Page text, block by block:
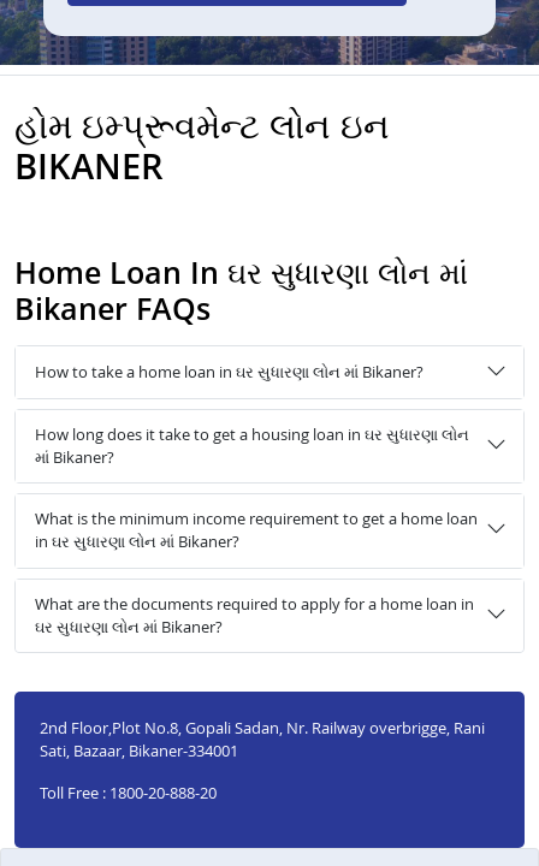
હોમ ઇમ્પ્રૂવમેન્ટ લોન ઇન
BIKANER
Home Loan In ઘર સુધારણા લોન માં
Bikaner FAQs
How to take a home loan in ઘર સુધારણા લોન માં Bikaner?
How long does it take to get a housing loan in ઘર સુધારણા લોન
માં Bikaner?
What is the minimum income requirement to get a home loan
in ઘર સુધારણા લોન માં Bikaner?
What are the documents required to apply for a home loan in
ઘર સુધારણા લોન માં Bikaner?
2nd Floor,Plot No.8, Gopali Sadan, Nr. Railway overbrigge, Rani
Sati, Bazaar, Bikaner-334001
Toll Free : 1800-20-888-20